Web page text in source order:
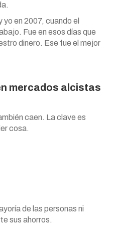
en 2007, cuando el
Fue en esos días que
dinero. Ese fue el mejor
mercados alcistas
caen. La clave es
cosa.
de las personas ni
sus ahorros.